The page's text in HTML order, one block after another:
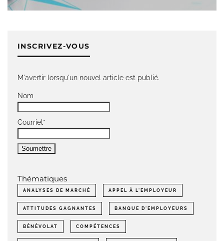
INSCRIVEZ-VOUS
M'avertir lorsqu'un nouvel article est publié.
Nom
Courriel*
Thématiques
ANALYSES DE MARCHÉ APPEL À L'EMPLOYEUR
ATTITUDES GAGNANTES BANQUE D'EMPLOYEURS
BÉNÉVOLAT COMPÉTENCES